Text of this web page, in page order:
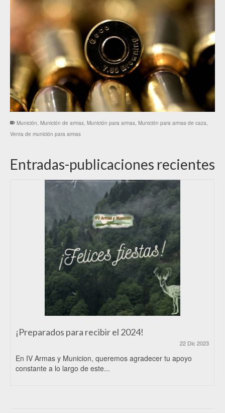
Munición Munición de armas Munición para armas Munición para armas de caza
Venta de munición para armas
Entradas-publicaciones recientes
¡Preparados para recibir el 2024!
22 Dic 2023
En IV Armas y Municion, queremos agradecer tu apoyo
constante a lo largo de este...